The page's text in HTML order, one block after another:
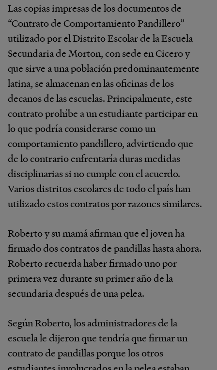
Las copias impresas de los documentos de
“Contrato de Comportamiento Pandillero”
utilizado por el Distrito Escolar de la Escuela
Secundaria de Morton, con sede en Cicero y
que sirve a una población predominantemente
latina, se almacenan en las oficinas de los
decanos de las escuelas. Principalmente, este
contrato prohíbe a un estudiante participar en
lo que podría considerarse como un
comportamiento pandillero, advirtiendo que
de lo contrario enfrentaría duras medidas
disciplinarias si no cumple con el acuerdo.
Varios distritos escolares de todo el país han
utilizado estos contratos por razones similares.
Roberto y su mamá afirman que el joven ha
firmado dos contratos de pandillas hasta ahora.
Roberto recuerda haber firmado uno por
primera vez durante su primer año de la
secundaria después de una pelea.
Según Roberto, los administradores de la
escuela le dijeron que tendría que firmar un
contrato de pandillas porque los otros